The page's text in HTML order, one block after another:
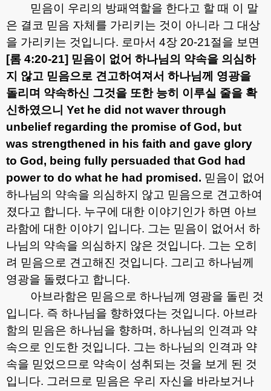
믿음이 우리의 방패역할을 한다고 할 때 이 말
은 결코 믿음 자체를 가리키는 것이 아니라 그 대상
을 가리키는 것입니다. 로마서 4장 20-21절을 보면
[롬 4:20-21] 믿음이 없어 하나님의 약속을 의심하
지 않고 믿음으로 견고하여져서 하나님께 영광을
돌리며 약속하신 그것을 또한 능히 이루실 줄을 확
신하였으니 Yet he did not waver through
unbelief regarding the promise of God, but
was strengthened in his faith and gave glory
to God, being fully persuaded that God had
power to do what he had promised. 믿음이 없어
하나님의 약속을 의심하지 않고 믿음으로 견고하여
졌다고 합니다. 누구에 대한 이야기인가 하면 아브
라함에 대한 이야기 입니다. 그는 믿음이 없어서 하
나님의 약속을 의심하지 않은 것입니다. 그는 오히
려 믿음으로 견고해진 것입니다. 그리고 하나님께
영광을 돌렸다고 합니다.
아브라함은 믿음으로 하나님께 영광을 돌린 것
입니다. 즉 하나님을 향하였다는 것입니다. 아브라
함의 믿음은 하나님을 향하며 , 하나님의 인격과 약
속으로 인도한 것입니다. 그는 하나님의 인격과 약
속을 믿었으므로 약속이 성취되는 것을 보게 된 것
입니다. 그러므로 믿음은 우리 자신을 바라보거나